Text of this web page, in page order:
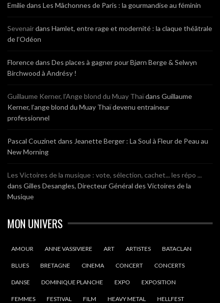
Emiliedans Les Mâchonnes de Paris : la gourmandise au féminin
Sevenairdans Hamlet, entre rage et modernité : la claque théâtrale
de l’Odéon
Florencedans Des places à gagner pour Bjørn Berge & Selwyn
Birchwood à Andrésy !
Guillaume Kerner, l’Ange blond du Muay Thaïdans Guillaume
Kerner, l’ange blond du Muay Thaï devenu entraineur
professionnel
Pascal Couzinet dans Jeanette Berger : La Soul à Fleur de Peau au
New Morning
Les Victoires de la musique : vote, sélection, cachet... les répo ...
dans Gilles Desangles, Directeur Général des Victoires de la
Musique
MON UNIVERS
AMOUR ANNE VASSIVIERE ART ARTISTES BATACLAN
BLUES BRETAGNE CINEMA CONCERT CONCERTS
DANSE DOMINIQUE PLANCHE EXPO EXPOSITION
FEMMES FESTIVAL FILM HEAVY METAL HELLFEST